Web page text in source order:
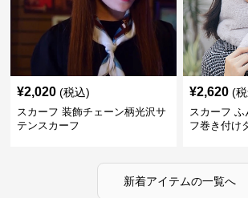
¥2,020 (税込)
スカーフ 装飾チェーン柄光沢サ
テンスカーフ
¥2,620 (
スカーフ ふ
フ巻き付け
新着アイテムの一覧へ